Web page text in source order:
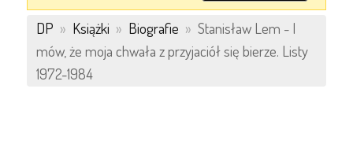
DP » Książki » Biografie » Stanisław Lem - I
mów, że moja chwała z przyjaciół się bierze. Listy
1972-1984